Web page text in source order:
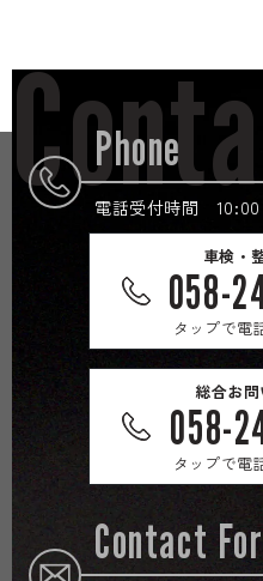
Phone
電話受付時間 10:00
車検・
058-
タップで電
総合お
058-
タップで電
Contact